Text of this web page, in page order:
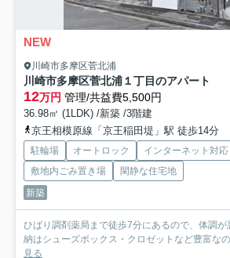
NEW
川崎市多摩区菅北浦
川崎市多摩区菅北浦１丁目のアパート
12万円 管理/共益費5,500円
36.98㎡ (1LDK) /新築 /3階建
京王相模原線「京王稲田堤」駅 徒歩14分
駐輪場 オートロック インターネット対応
敷地内ごみ置き場
閑静な住宅地
新築
ひばり調剤薬局まで徒歩7分にあるので、体調
納はシューズボックス・クロゼットなど豊富な
見る